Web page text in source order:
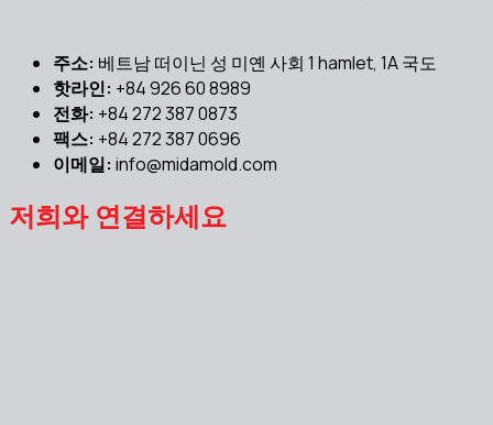
주소: 베트남 떠이닌 성 미옌 사회 1 hamlet, 1A 국도
핫라인: +84 926 60 8989
전화: +84 272 387 0873
팩스: +84 272 387 0696
이메일: info@midamold.com
저희와 연결하세요